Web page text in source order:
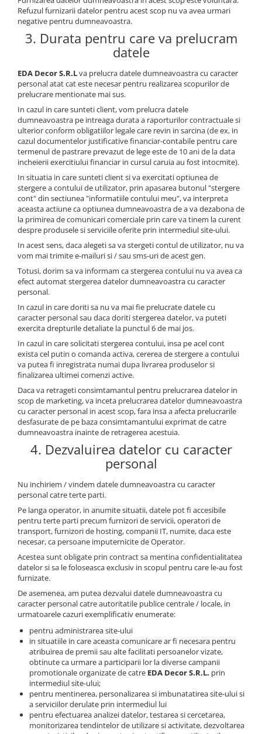
Refuzul furnizarii datelor pentru acest scop nu va avea urmari
negative pentru dumneavoastra.
3. Durata pentru care va prelucram
datele
EDA Decor S.R.Lva prelucra datele dumneavoastra cu caracter
personal atat cat este necesar pentru realizarea scopurilor de
prelucrare mentionate mai sus.
In cazul in care sunteti client, vom prelucra datele
dumneavoastra pe intreaga durata a raporturilor contractuale si
ulterior conform obligatiilor legale care revin in sarcina (de ex, in
cazul documentelor justificative financiar-contabile pentru care
termenul de pastrare prevazut de lege este de 10 ani de la data
incheierii exercitiului financiar in cursul caruia au fost intocmite).
In situatia in care sunteti client si va exercitati optiunea de
stergere a contului de utilizator, prin apasarea butonul "stergere
cont" din sectiunea "informatiile contului meu", va interpreta
aceasta actiune ca optiunea dumneavoastra de a va dezabona de
la primirea de comunicari comerciale prin care va tinem la curent
despre produsele si serviciile oferite prin intermediul site-ului.
In acest sens, daca alegeti sa va stergeti contul de utilizator, nu va
vom mai trimite e-mailuri si / sau sms-uri de acest gen.
Totusi, dorim sa va informam ca stergerea contului nu va avea ca
efect automat stergerea datelor dumneavoastra cu caracter
personal.
In cazul in care doriti sa nu va mai fie prelucrate datele cu
caracter personal sau daca doriti stergerea datelor, va puteti
exercita drepturile detaliate la punctul 6 de mai jos.
In cazul in care solicitati stergerea contului, insa pe acel cont
exista cel putin o comanda activa, cererea de stergere a contului
va putea fi inregistrata numai dupa livrarea produselor si
finalizarea ultimei comenzi active.
Daca va retrageti consimtamantul pentru prelucrarea datelor in
scop de marketing, va inceta prelucrarea datelor dumneavoastra
cu caracter personal in acest scop, fara insa a afecta prelucrarile
desfasurate de pe baza consimtamantului exprimat de catre
dumneavoastra inainte de retragerea acestuia.
4. Dezvaluirea datelor cu caracter
personal
Nu inchiriem / vindem datele dumneavoastra cu caracter
personal catre terte parti.
Pe langa operator, in anumite situatii, datele pot fi accesibile
pentru terte parti precum furnizori de servicii, operatori de
transport, furnizori de hosting, companii IT, numite, daca este
necesar, ca persoane imputernicite de Operator.
Acestea sunt obligate prin contract sa mentina confidentialitatea
datelor si sa le foloseasca exclusiv in scopul pentru care le-au fost
furnizate.
De asemenea, am putea dezvalui datele dumneavoastra cu
caracter personal catre autoritatile publice centrale / locale, in
urmatoarele cazuri exemplificativ enumerate:
pentru administrarea site-ului
in situatiile in care aceasta comunicare ar fi necesara pentru
atribuirea de premii sau alte facilitati persoanelor vizate,
obtinute ca urmare a participarii lor la diverse campanii
promotionale organizate de catre EDA Decor S.R.L. prin
intermediul site-ului;
pentru mentinerea, personalizarea si imbunatatirea site-ului si
a serviciilor derulate prin intermediul lui
pentru efectuarea analizei datelor, testarea si cercetarea,
monitorizarea tendintelor de utilizare si activitate, dezvoltarea